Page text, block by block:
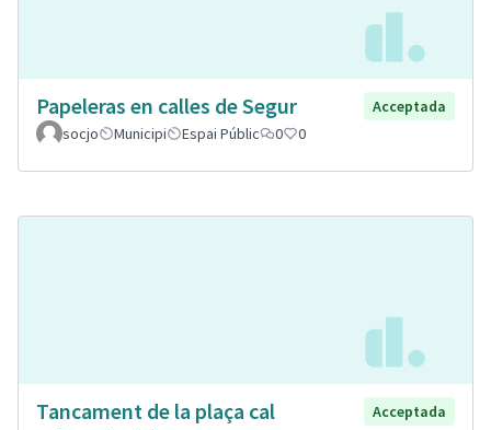
Papeleras en calles de Segur
Acceptada
socjo
Municipi Espai Públic 0 0
Tancament de la plaça cal
Acceptada